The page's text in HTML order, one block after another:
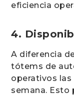
eficiencia
4.
A diferencia
tótems de
operativos las
semana. Esto